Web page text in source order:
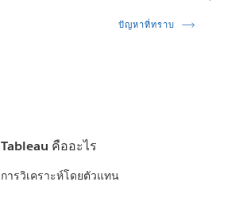
ปัญหาที่ทราบ
Tableau คืออะไร
การวิเคราะห์โดยตัวแทน